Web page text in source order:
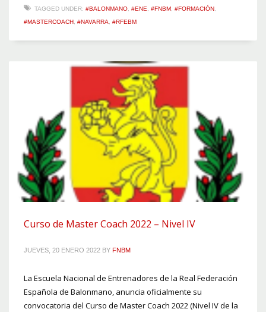
TAGGED UNDER: #BALONMANO #ENE #FNBM #FORMACIÓN
#MASTERCOACH #NAVARRA #RFEBM
Curso de Master Coach 2022 – Nivel IV
JUEVES, 20 ENERO 2022 BY FNBM
La Escuela Nacional de Entrenadores de la Real Federación
Española de Balonmano, anuncia oficialmente su
convocatoria del Curso de Master Coach 2022 (Nivel IV de la